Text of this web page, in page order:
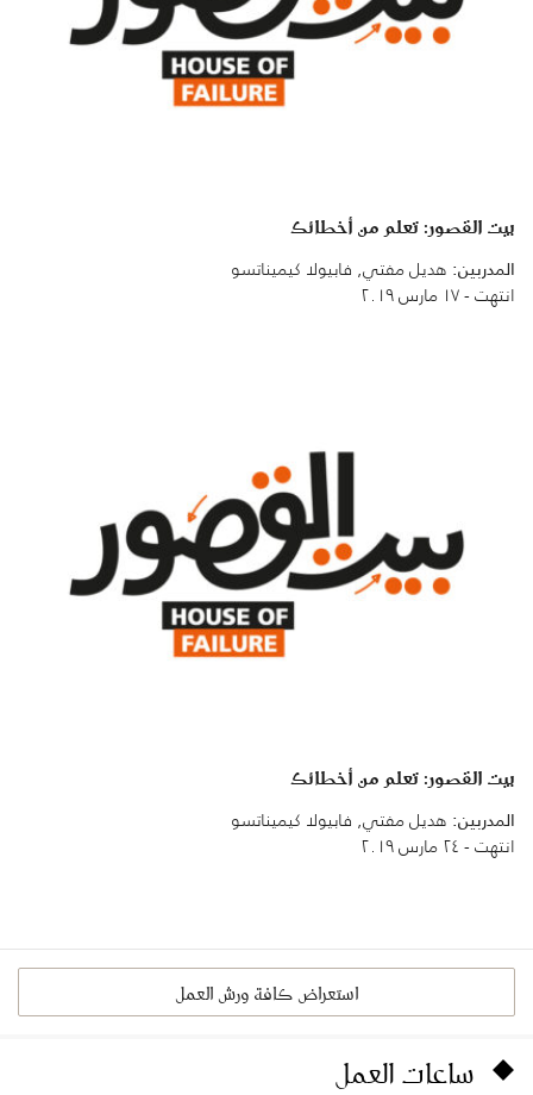
بيت القصور: تعلم من أخطائك
المدربين: هديل مفتي, فابيولا كيميناتسو
انتهت - ١٧ مارس ٢٠١٩
بيت القصور: تعلم من أخطائك
المدربين: هديل مفتي, فابيولا كيميناتسو
انتهت - ٢٤ مارس ٢٠١٩
استعراض كافة ورش العمل
ساعات العمل